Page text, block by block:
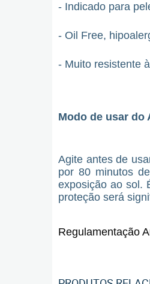
- Indicado para
- Oil Free,
- Muito resistente
Modo de usar do
Agite antes de
por 80 minutos
exposição ao sol.
proteção será
Regulamentação